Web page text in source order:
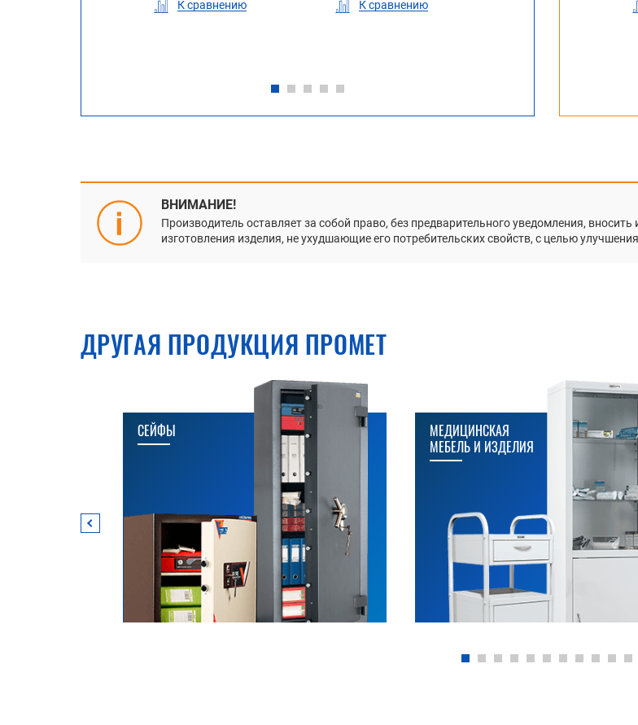
К сравнению К сравнению
К сравнению
ВНИМАНИЕ!
Производитель оставляет за собой право, без предварительного уведомления,
изготовления изделия, не ухудшающие его потребительских свойств, с целью
ДРУГАЯ ПРОДУКЦИЯ ПРОМЕТ
СЕЙФЫ
МЕДИЦИНСКАЯ
МЕБЕЛЬ И ИЗДЕЛИЯ